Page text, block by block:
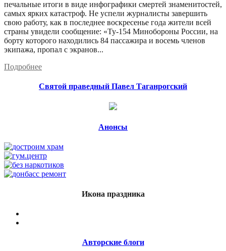
печальные итоги в виде инфографики смертей знаменитостей,
самых ярких катастроф. Не успели журналисты завершить
свою работу, как в последнее воскресенье года жители всей
страны увидели сообщение: «Ту-154 Минобороны России, на
борту которого находились 84 пассажира и восемь членов
экипажа, пропал с экранов...
Подробнее
Святой праведный Павел Таганрогский
Анонсы
Икона праздника
Авторские блоги